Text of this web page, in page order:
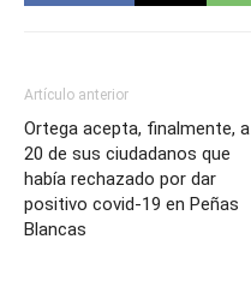
Artículo anterior
Ortega acepta, finalmente, a
20 de sus ciudadanos que
había rechazado por dar
positivo covid-19 en Peñas
Blancas